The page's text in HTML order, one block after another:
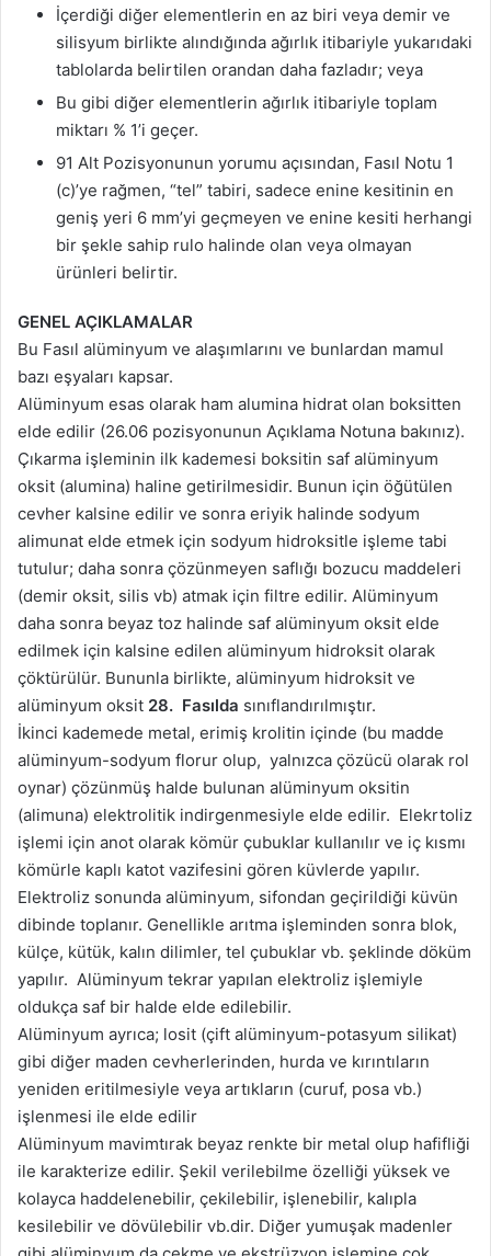
İçerdiği diğer elementlerin en az biri veya demir ve
silisyum birlikte alındığında ağırlık itibariyle yukarıdaki
tablolarda belirtilen orandan daha fazladır; veya
Bu gibi diğer elementlerin ağırlık itibariyle toplam
miktarı % 1’i geçer.
91 Alt Pozisyonunun yorumu açısından, Fasıl Notu 1
(c)’ye rağmen, “tel” tabiri, sadece enine kesitinin en
geniş yeri 6 mm’yi geçmeyen ve enine kesiti herhangi
bir şekle sahip rulo halinde olan veya olmayan
ürünleri belirtir.
GENEL AÇIKLAMALAR
Bu Fasıl alüminyum ve alaşımlarını ve bunlardan mamul
bazı eşyaları kapsar.
Alüminyum esas olarak ham alumina hidrat olan boksitten
elde edilir (26.06 pozisyonunun Açıklama Notuna bakınız).
Çıkarma işleminin ilk kademesi boksitin saf alüminyum
oksit (alumina) haline getirilmesidir. Bunun için öğütülen
cevher kalsine edilir ve sonra eriyik halinde sodyum
alimunat elde etmek için sodyum hidroksitle işleme tabi
tutulur; daha sonra çözünmeyen saflığı bozucu maddeleri
(demir oksit, silis vb) atmak için filtre edilir. Alüminyum
daha sonra beyaz toz halinde saf alüminyum oksit elde
edilmek için kalsine edilen alüminyum hidroksit olarak
çöktürülür. Bununla birlikte, alüminyum hidroksit ve
alüminyum oksit 28. Fasılda sınıflandırılmıştır.
İkinci kademede metal, erimiş krolitin içinde (bu madde
alüminyum-sodyum florur olup, yalnızca çözücü olarak rol
oynar) çözünmüş halde bulunan alüminyum oksitin
(alimuna) elektrolitik indirgenmesiyle elde edilir. Elekrtoliz
işlemi için anot olarak kömür çubuklar kullanılır ve iç kısmı
kömürle kaplı katot vazifesini gören küvlerde yapılır.
Elektroliz sonunda alüminyum, sifondan geçirildiği küvün
dibinde toplanır. Genellikle arıtma işleminden sonra blok,
külçe, kütük, kalın dilimler, tel çubuklar vb. şeklinde döküm
yapılır. Alüminyum tekrar yapılan elektroliz işlemiyle
oldukça saf bir halde elde edilebilir.
Alüminyum ayrıca; losit (çift alüminyum-potasyum silikat)
gibi diğer maden cevherlerinden, hurda ve kırıntıların
yeniden eritilmesiyle veya artıkların (curuf, posa vb.)
işlenmesi ile elde edilir
Alüminyum mavimtırak beyaz renkte bir metal olup hafifliği
ile karakterize edilir. Şekil verilebilme özelliği yüksek ve
kolayca haddelenebilir, çekilebilir, işlenebilir, kalıpla
kesilebilir ve dövülebilir vb.dir. Diğer yumuşak madenler